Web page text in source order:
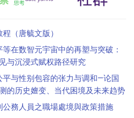
程（唐毓文版）
等在数智元宇宙中的再塑与突破：
与沉浸式赋权路径研究
平与性别包容的张力与调和—论国
的历史嬗变、当代困境及未来趋势
公務人員之職場處境與政策措施